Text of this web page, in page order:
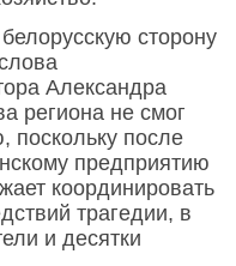
сторону
Александра
региона не смог
поскольку после
предприятию
координировать
трагедии, в
и десятки